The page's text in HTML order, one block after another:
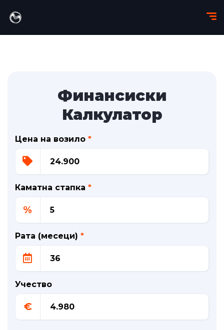
Финансиски
Калкулатор
Цена на возило *
Каматна стапка *
%
Рата (месеци) *
Учество
€